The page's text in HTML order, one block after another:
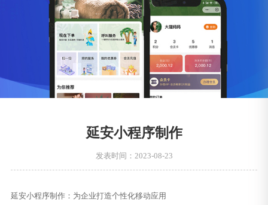
延安小程序制作
发表时间：2023-08-23
延安小程序制作：为企业打造个性化移动应用